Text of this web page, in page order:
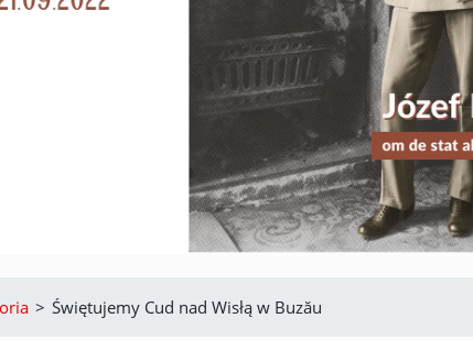
> Świętujemy Cud nad Wisłą w Buzău